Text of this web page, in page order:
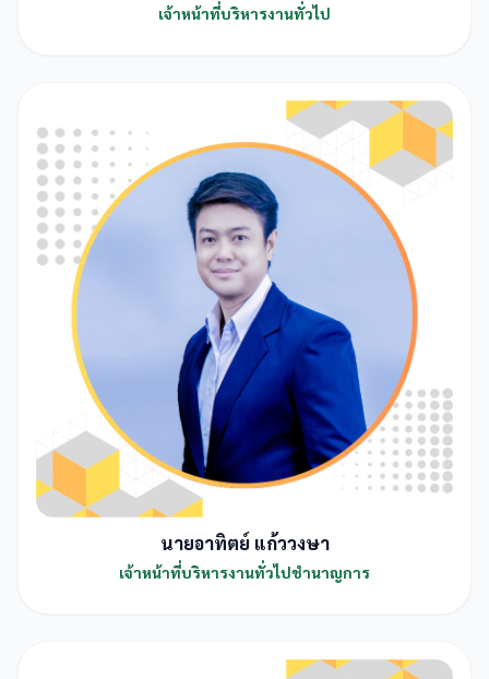
เจ้าหน้าที่บริหารงานทั่วไป
นายอาทิตย์ แก้ววงษา
เจ้าหน้าที่บริหารงานทั่วไปชำนาญการ